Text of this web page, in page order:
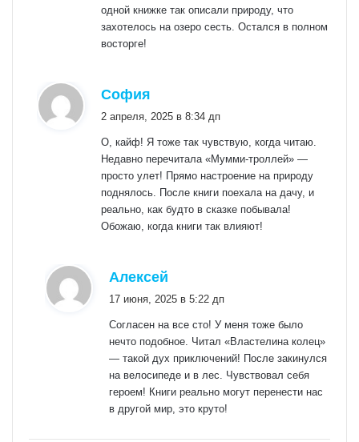
одной книжке так описали природу, что
захотелось на озеро сесть. Остался в полном
восторге!
София
2 апреля, 2025 в 8:34 дп
О, кайф! Я тоже так чувствую, когда читаю.
Недавно перечитала «Мумми-троллей» —
просто улет! Прямо настроение на природу
поднялось. После книги поехала на дачу, и
реально, как будто в сказке побывала!
Обожаю, когда книги так влияют!
Алексей
17 июня, 2025 в 5:22 дп
Согласен на все сто! У меня тоже было
нечто подобное. Читал «Властелина колец»
— такой дух приключений! После закинулся
на велосипеде и в лес. Чувствовал себя
героем! Книги реально могут перенести нас
в другой мир, это круто!